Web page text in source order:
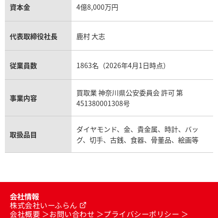
資本金 4億8,000万円
代表取締役社長 鹿村 大志
従業員数 1863名（2026年4月1日時点）
事業内容
買取業 神奈川県公安委員会 許可 第
451380001308号
取扱品目
ダイヤモンド、金、貴金属、時計、バッ
グ、切手、古銭、食器、骨董品、絵画等
会社情報
株式会社いーふらん
会社概要
お問い合わせ
プライバシーポリシー